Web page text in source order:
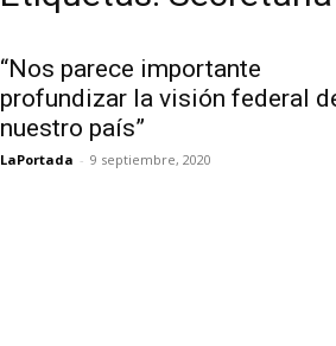
“Nos parece importante
profundizar la visión federal
nuestro país”
LaPortada - 9 septiembre, 2020